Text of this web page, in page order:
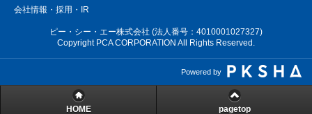
会社情報・採用・IR
ピー・シー・エー株式会社 (法人番号：4010001027327)
Copyright PCA CORPORATION All Rights Reserved.
Powered by
HOME pagetop